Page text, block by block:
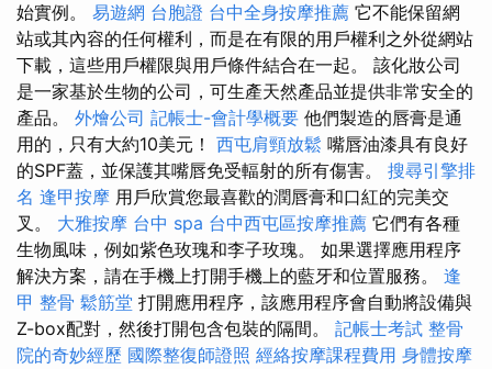
始實例。 易遊網 台胞證 台中全身按摩推薦 它不能保留網
站或其內容的任何權利，而是在有限的用戶權利之外從網站
下載，這些用戶權限與用戶條件結合在一起。 該化妝公司
是一家基於生物的公司，可生產天然產品並提供非常安全的
產品。 外燴公司 記帳士-會計學概要 他們製造的唇膏是通
用的，只有大約10美元！ 西屯肩頸放鬆 嘴唇油漆具有良好
的SPF蓋，並保護其嘴唇免受輻射的所有傷害。 搜尋引擎排
名 逢甲按摩 用戶欣賞您最喜歡的潤唇膏和口紅的完美交
叉。 大雅按摩 台中 spa 台中西屯區按摩推薦 它們有各種
生物風味，例如紫色玫瑰和李子玫瑰。 如果選擇應用程序
解決方案，請在手機上打開手機上的藍牙和位置服務。 逢
甲 整骨 鬆筋堂 打開應用程序，該應用程序會自動將設備與
Z-box配對，然後打開包含包裝的隔間。 記帳士考試 整骨
院的奇妙經歷 國際整復師證照 經絡按摩課程費用 身體按摩